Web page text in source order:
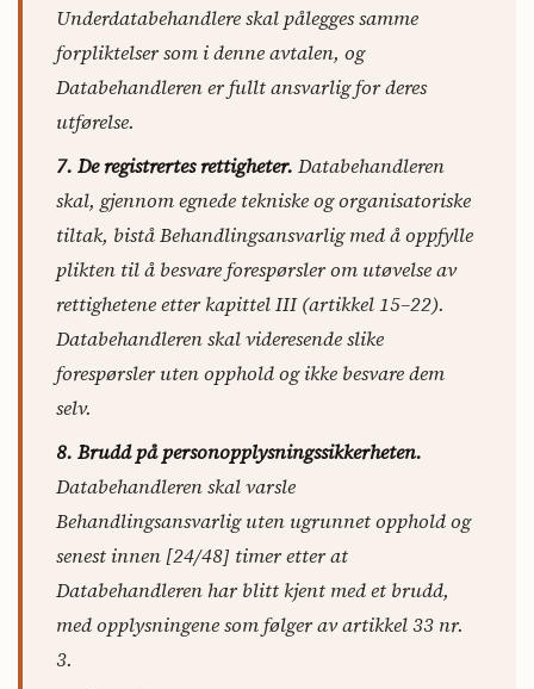
Underdatabehandlere skal pålegges samme
forpliktelser som i denne avtalen, og
Databehandleren er fullt ansvarlig for deres
utførelse.
7. De registrertes rettigheter. Databehandleren
skal, gjennom egnede tekniske og organisatoriske
tiltak, bistå Behandlingsansvarlig med å oppfylle
plikten til å besvare forespørsler om utøvelse av
rettighetene etter kapittel III (artikkel 15–22).
Databehandleren skal videresende slike
forespørsler uten opphold og ikke besvare dem
selv.
8. Brudd på personopplysningssikkerheten.
Databehandleren skal varsle
Behandlingsansvarlig uten ugrunnet opphold og
senest innen [24/48] timer etter at
Databehandleren har blitt kjent med et brudd,
med opplysningene som følger av artikkel 33 nr.
3.